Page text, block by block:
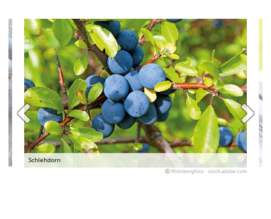
Schlehdorn
Rhönbergfoto - stock.adobe.com